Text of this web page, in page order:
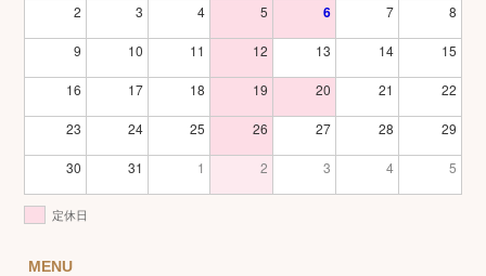
2 3 4 5 6 7 8
9 10 11 12 13 14 15
16 17 18 19 20 21 22
23 24 25 26 27 28 29
30 31 1 2 3 4 5
定休日
MENU